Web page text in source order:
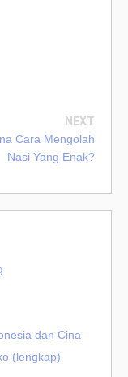
NEXT
Cara Mengolah
Nasi Yang Enak?
dan Cina
(lengkap)